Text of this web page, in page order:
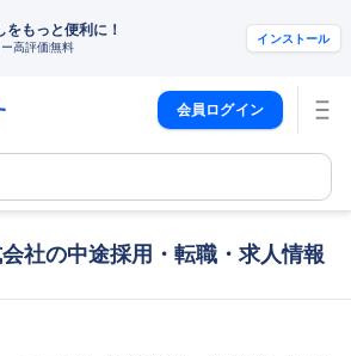
もっと便利に！
高評価無料
インストール
会員ログイン
社の中途採用・転職・求人情報